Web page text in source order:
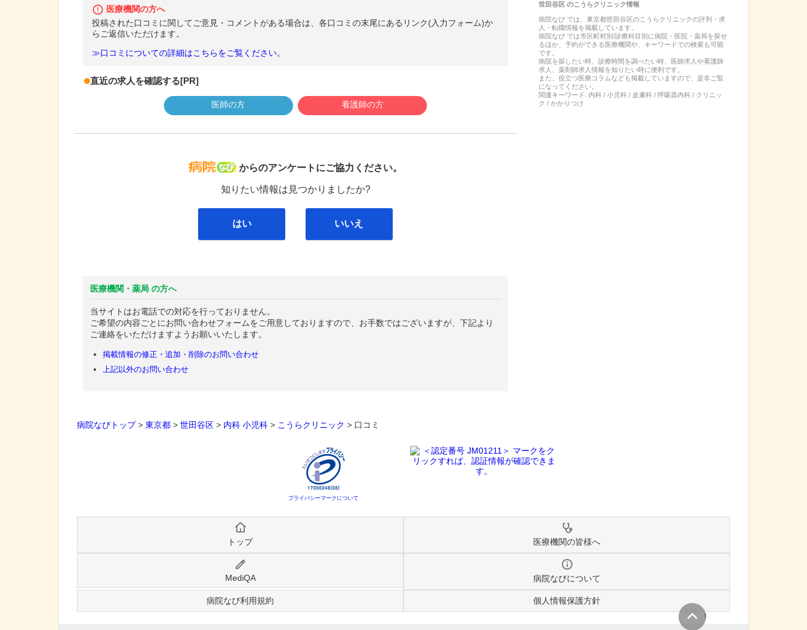
医療機関の方へ
投稿された口コミに関してご意見・コメントがある場合は、各口コミの末尾にあるリンク(入力フォーム)か
らご返信いただけます。
≫口コミについての詳細はこちらをご覧ください。
直近の求人を確認する[PR]
医師の方 看護師の方
病院なび
からのアンケートにご協力ください。
知りたい情報は見つかりましたか?
はい いいえ
医療機関・薬局 の方へ
当サイトはお電話での対応を行っておりません。
ご希望の内容ごとにお問い合わせフォームをご用意しておりますので、お手数ではございますが、下記より
ご連絡をいただけますようお願いいたします。
掲載情報の修正・追加・削除のお問い合わせ
上記以外のお問い合わせ
世田谷区のこうらクリニック情報
病院なび では、 東京都世田谷区のこうらクリニックの評判・求
人・転職情報を掲載しています。
病院なび では市区町村別/診療科目別に病院・医院・薬局を探せ
るほか、予約ができる医療機関や、キーワードでの検索も可能
です。
病院を探したい時、診療時間を調べたい時、医師求人や看護師
求人、薬剤師求人情報を知りたい時に便利です。
また、役立つ医療コラムなども掲載していますので、是非ご覧
になってください。
関連キーワード: 内科 / 小児科 / 皮膚科 / 呼吸器内科 / クリニッ
ク / かかりつけ
↑
病院なびトップ> 東京都 > 世田谷区 > 内科 小児科 > こうらクリニック > 口コミ
プライバシーマークについて
トップ 医療機関の皆様へ
MediQA 病院なびについて
病院なび利用規約 個人情報保護方針